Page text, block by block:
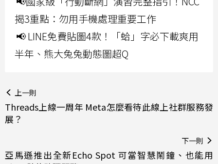
揭3重點：勿用手機處理重要工作
📢 LINE免費貼圖4款！「蛤」字必下載爽用
半年、熊大兔兔動態圖超Q
上一則
Threads上線一周年 Meta怎麼看待此線上社群服務發
展？
下一則
亞馬遜推出全新Echo Spot 可當智慧鬧鐘、也能用